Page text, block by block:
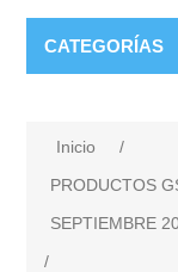
CATEGORÍAS
Inicio
/
PRODUCTOS
SEPTIEMBRE
/